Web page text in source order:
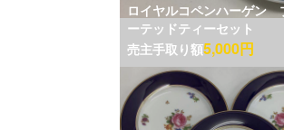
ロイヤルコペンハーゲン
ーテッドティーセット
売主手取り額5,000円